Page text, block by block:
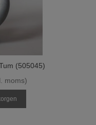
(505045)
moms)